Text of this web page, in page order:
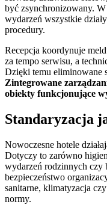
być zsynchronizowany.
wydarzeń wszystkie
procedury.
Recepcja koordynuje
za tempo serwisu, a
Dzięki temu eliminowane
Zintegrowane
obiekty funkcjonujące
Standaryzacja
Nowoczesne hotele
Dotyczy to zarówno
wydarzeń rodzinnych czy
bezpieczeństwo
sanitarne, klimatyzacja
normy.